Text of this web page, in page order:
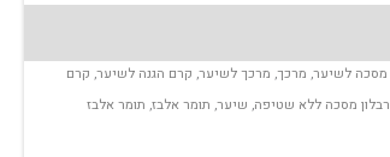
קטגוריה:מסכה ללא שטיפה
מסכה לשיער, מרכך, מרכך לשיער, קרם הגנה לשיער, קרם
רבלון מסכה ללא שטיפה, שיער, תומר אלבז, תומר אלבז